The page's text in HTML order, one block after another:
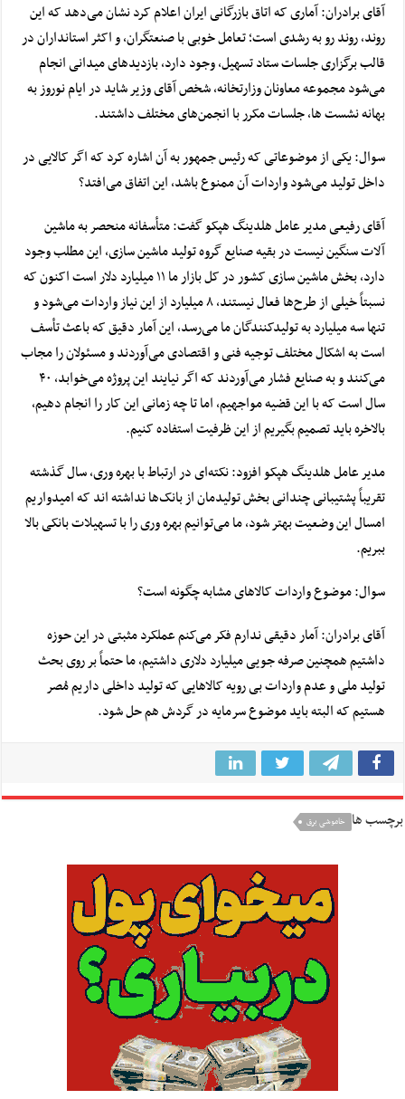
آقای برادران: آماری که اتاق بازرگانی ایران اعلام کرد نشان می‌دهد که این
روند، روند رو به رشدی است؛ تعامل خوبی با صنعتگران، و اکثر استانداران در
قالب برگزاری جلسات ستاد تسهیل، وجود دارد، بازدید‌های میدانی انجام
می‌شود مجموعه معاونان وزارتخانه، شخص آقای وزیر شاید در ایام نوروز به
بهانه نشست ها، جلسات مکرر با انجمن‌های مختلف داشتند.
سوال: یکی از موضوعاتی که رئیس جمهور به آن اشاره کرد که اگر کالایی در
داخل تولید می‌شود واردات آن ممنوع باشد، این اتفاق می‌افتد؟
آقای رفیعی مدیر عامل هلدینگ هپکو گفت: متأسفانه منحصر به ماشین
آلات سنگین نیست در بقیه صنایع گروه تولید ماشین سازی، این مطلب وجود
دارد، بخش ماشین سازی کشور در کل بازار ما ۱۱ میلیارد دلار است اکنون که
نسبتاً خیلی از طرح‌ها فعال نیستند، ۸ میلیارد از این نیاز واردات می‌شود و
تنها سه میلیارد به تولیدکنندگان ما می‌رسد، این آمار دقیق که باعث تأسف
است به اشکال مختلف توجیه فنی و اقتصادی می‌آوردند و مسئولان را مجاب
می‌کنند و به صنایع فشار می‌آوردند که اگر نیایند این پروژه می‌خوابد، ۴۰
سال است که با این قضیه مواجهیم، اما تا چه زمانی این کار را انجام دهیم،
بالاخره باید تصمیم بگیریم از این ظرفیت استفاده کنیم.
مدیر عامل هلدینگ هپکو افزود: نکته‌ای در ارتباط با بهره وری، سال گذشته
تقریباً پشتیبانی چندانی بخش تولیدمان از بانک‌ها نداشته اند که امیدواریم
امسال این وضعیت بهتر شود، ما می‌توانیم بهره وری را با تسهیلات بانکی بالا
ببریم.
سوال: موضوع واردات کالا‌های مشابه چگونه است؟
آقای برادران: آمار دقیقی ندارم فکر می‌کنم عملکرد مثبتی در این حوزه
داشتیم همچنین صرفه جویی میلیارد دلاری داشتیم، ما حتماً بر روی بحث
تولید ملی و عدم واردات بی رویه کالا‌هایی که تولید داخلی داریم مُصر
هستیم که البته باید موضوع سرمایه در گردش هم حل شود.
برچسب ها خاموشی برق